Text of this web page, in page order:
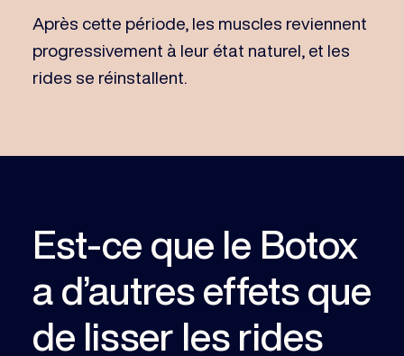
Après cette période, les muscles reviennent
progressivement à leur état naturel, et les
rides se réinstallent.
Est-ce que le Botox
a d’autres effets que
de lisser les rides